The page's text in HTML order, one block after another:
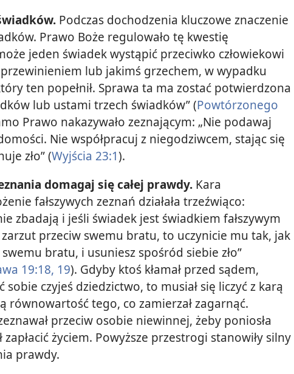
Podczas dochodzenia kluczowe znaczenie
Prawo Boże regulowało tę kwestię
jeden świadek wystąpić przeciwko człowiekowi
lub jakimś grzechem, w wypadku
ten popełnił. Sprawa ta ma zostać potwierdzona
lub ustami trzech świadków” (Powtórzonego
Prawo nakazywało zeznającym: „Nie podawaj
Nie współpracuj z niegodziwcem, stając się
zło” (Wyjścia 23:1).
domagaj się całej prawdy. Kara
fałszywych zeznań działała trzeźwiąco:
zbadają i jeśli świadek jest świadkiem fałszywym
zarzut przeciw swemu bratu, to uczynicie mu tak, jak
bratu, i usuniesz spośród siebie zło”
19:18, 19). Gdyby ktoś kłamał przed sądem,
sobie czyjeś dziedzictwo, to musiał się liczyć z karą
równowartość tego, co zamierzał zagarnąć.
przeciw osobie niewinnej, żeby poniosła
zapłacić życiem. Powyższe przestrogi stanowiły silny
prawdy.